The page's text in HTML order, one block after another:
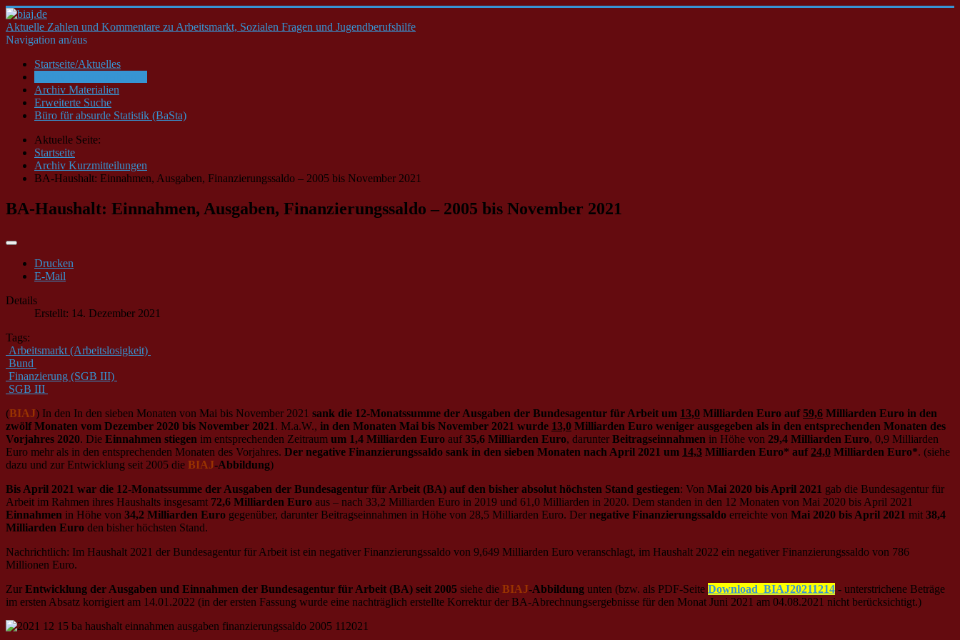
Aktuelle Zahlen und Kommentare zu Arbeitsmarkt, Sozialen Fragen und Jugendberufshilfe
Navigation an/aus
Startseite/Aktuelles
Archiv Materialien
Erweiterte Suche
Büro für absurde Statistik (BaSta)
Aktuelle Seite:
Startseite
Archiv Kurzmitteilungen
BA-Haushalt: Einnahmen, Ausgaben, Finanzierungssaldo – 2005 bis November 2021
BA-Haushalt: Einnahmen, Ausgaben, Finanzierungssaldo – 2005 bis November 2021
Drucken
E-Mail
Details
Erstellt: 14. Dezember 2021
Tags:
Arbeitsmarkt (Arbeitslosigkeit)
Bund
Finanzierung (SGB III)
SGB III
(BIAJ) In den In den sieben Monaten von Mai bis November 2021 sank die 12-Monatssumme der Ausgaben der Bundesagentur für Arbeit um 13,0 Milliarden Euro auf59,6 Milliarden Euro in den
zwölf Monaten vom Dezember 2020 bis November 2021. M.a.W., in den Monaten Mai bis November 2021 wurde 13,0 Milliarden Euro weniger ausgegeben als in den entsprechenden Monaten des
Vorjahres 2020. Die Einnahmen stiegen im entsprechenden Zeitraum um 1,4 Milliarden Euro auf35,6 Milliarden Euro, darunter Beitragseinnahmen in Höhe von 29,4 Milliarden Euro, 0,9 Milliarden
Euro mehr als in den entsprechenden Monaten des Vorjahres. Der negative Finanzierungssaldo sank in den sieben Monaten nach April 2021 um 14,3 Milliarden Euro* auf 24,0 Milliarden Euro*. (siehe
dazu und zur Entwicklung seit 2005 die BIAJ-Abbildung)
Bis April 2021 war die 12-Monatssumme der Ausgaben der Bundesagentur für Arbeit (BA) auf den bisher absolut höchsten Stand gestiegen: Von Mai 2020 bis April 2021 gab die Bundesagentur für
Arbeit im Rahmen ihres Haushalts insgesamt 72,6 Milliarden Euro aus – nach 33,2 Milliarden Euro in 2019 und 61,0 Milliarden in 2020. Dem standen in den 12 Monaten von Mai 2020 bis April 2021
Einnahmen in Höhe von 34,2 Milliarden Euro gegenüber, darunter Beitragseinnahmen in Höhe von 28,5 Milliarden Euro. Der negative Finanzierungssaldo erreichte von Mai 2020 bis April 2021 mit 38,4
Milliarden Euro den bisher höchsten Stand.
Nachrichtlich: Im Haushalt 2021 der Bundesagentur für Arbeit ist ein negativer Finanzierungssaldo von 9,649 Milliarden Euro veranschlagt, im Haushalt 2022 ein negativer Finanzierungssaldo von 786
Millionen Euro.
Zur Entwicklung der Ausgaben und Einnahmen der Bundesagentur für Arbeit (BA) seit 2005 siehe die BIAJ-Abbildung unten (bzw. als PDF-Seite Download_BIAJ20211214 - unterstrichene Beträge
im ersten Absatz korrigiert am 14.01.2022 (in der ersten Fassung wurde eine nachträglich erstellte Korrektur der BA-Abrechnungsergebnisse für den Monat Juni 2021 am 04.08.2021 nicht berücksichtigt.)